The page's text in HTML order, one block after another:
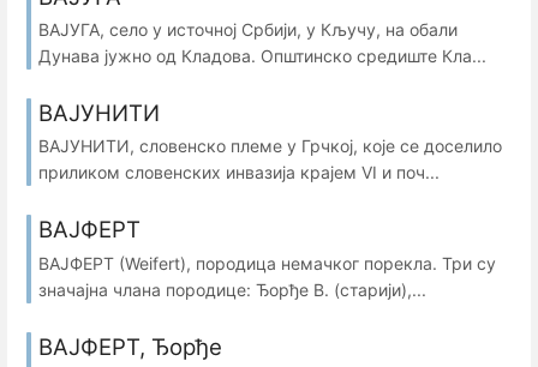
ВАЈУГА, село у источној Србији, у Кључу, на обали
Дунава јужно од Кладова. Општинско средиште Кла...
ВАЈУНИТИ
ВАЈУНИТИ, словенско племе у Грчкој, које се доселило
приликом словенских инвазија крајем VI и поч...
ВАЈФЕРТ
ВАЈФЕРТ (Weifert), породица немачког порекла. Три су
значајна члана породице: Ђорђе В. (старији),...
ВАЈФЕРТ, Ђорђе